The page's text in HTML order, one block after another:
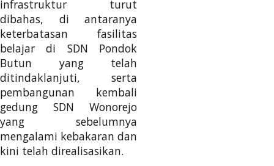
infrastruktur turut
dibahas, di antaranya
keterbatasan fasilitas
belajar di SDN Pondok
Butun yang telah
ditindaklanjuti, serta
pembangunan kembali
gedung SDN Wonorejo
yang sebelumnya
mengalami kebakaran dan
kini telah direalisasikan.